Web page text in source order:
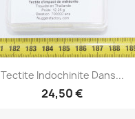
Aperçu rapide
Tectite Indochinite Dans...
24,50 €